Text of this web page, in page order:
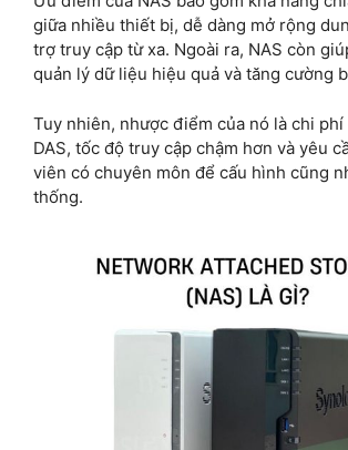
giữa nhiều thiết bị, dễ dàng mở rộng
trợ truy cập từ xa. Ngoài ra, NAS còn
quản lý dữ liệu hiệu quả và tăng cường
Tuy nhiên, nhược điểm của nó là chi
DAS, tốc độ truy cập chậm hơn và yêu
viên có chuyên môn để cấu hình cũng
thống.